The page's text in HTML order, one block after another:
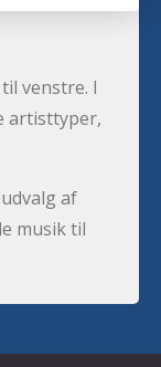
venstre. I
artisttyper,
af
musik til